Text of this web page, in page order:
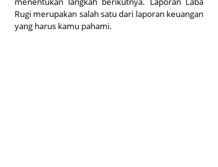
Rugi merupakan salah satu dari laporan keuangan
yang harus kamu pahami.